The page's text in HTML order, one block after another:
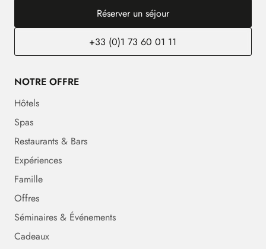
Réserver un séjour
+33 (0)1 73 60 01 11
NOTRE OFFRE
Hôtels
Spas
Restaurants & Bars
Expériences
Famille
Offres
Séminaires & Événements
Cadeaux